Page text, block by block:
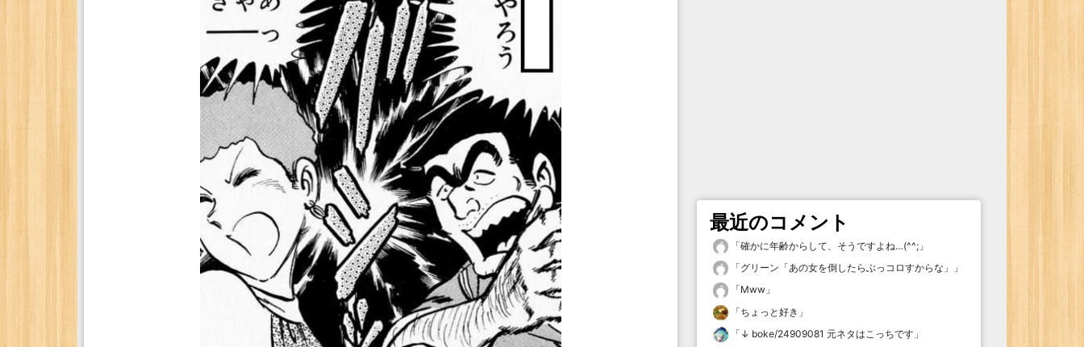
最近のコメント
「確かに年齢からして、そうですよね…(^^; 」
「グリーン「あの女を倒したらぶっコロすからな」
」
「Mww 」
「ちょっと好き 」
「 ↓ boke/24909081 元ネタはこっちです 」